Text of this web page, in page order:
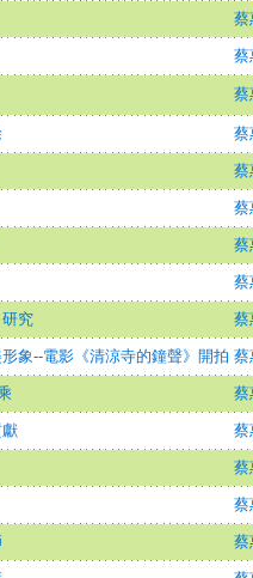
蔡
蔡
蔡
蔡
蔡
蔡
蔡
蔡
究 蔡
象--電影《清涼寺的鐘聲》開拍 蔡
蔡
蔡
蔡
蔡
蔡